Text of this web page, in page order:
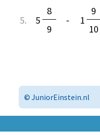
5. 5
8
- 1
9
9 10
© JuniorEinstein.nl